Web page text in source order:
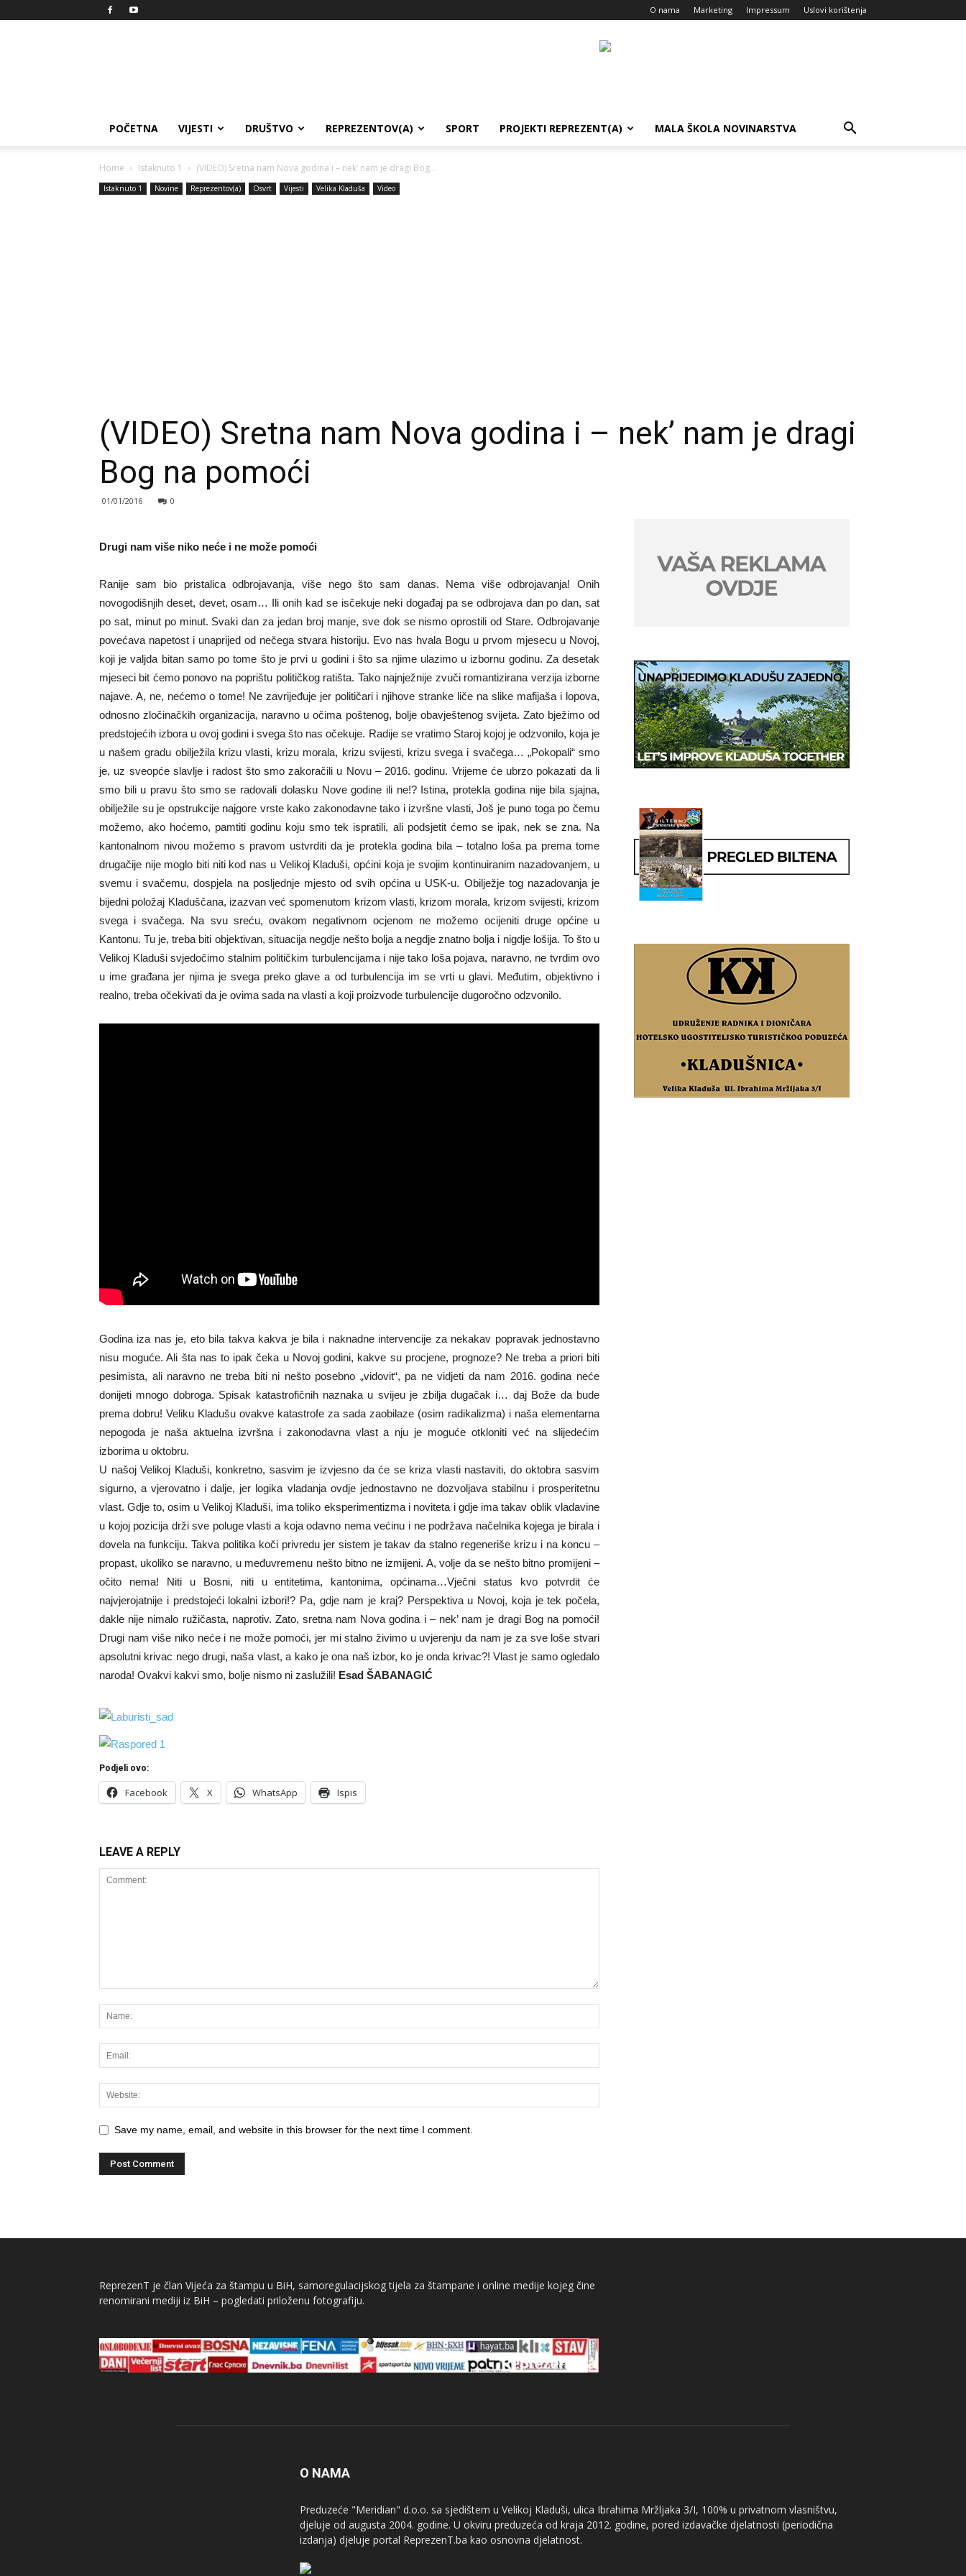
O nama Marketing Impressum Uslovi korištenja
POČETNA VIJESTI DRUŠTVO REPREZENTOV(A) SPORT PROJEKTI REPREZENT(A) MALA ŠKOLA NOVINARSTVA
Home Istaknuto 1 (VIDEO) Sretna nam Nova godina i – nek’ nam je dragi Bog...
Istaknuto 1 Novine Reprezentov(a) Osvrt Vijesti Velika Kladuša Video
(VIDEO) Sretna nam Nova godina i – nek’ nam je dragi
Bog na pomoći
01/01/2016 0
Drugi nam više niko neće i ne može pomoći
Ranije sam bio pristalica odbrojavanja, više nego što sam danas. Nema više odbrojavanja! Onih
novogodišnjih deset, devet, osam… Ili onih kad se isčekuje neki događaj pa se odbrojava dan po dan, sat
po sat, minut po minut. Svaki dan za jedan broj manje, sve dok se nismo oprostili od Stare. Odbrojavanje
povećava napetost i unaprijed od nečega stvara historiju. Evo nas hvala Bogu u prvom mjesecu u Novoj,
koji je valjda bitan samo po tome što je prvi u godini i što sa njime ulazimo u izbornu godinu. Za desetak
mjeseci bit ćemo ponovo na poprištu političkog ratišta. Tako najnježnije zvuči romantizirana verzija izborne
najave. A, ne, nećemo o tome! Ne zavrijeđuje jer političari i njihove stranke liče na slike mafijaša i lopova,
odnosno zločinačkih organizacija, naravno u očima poštenog, bolje obavještenog svijeta. Zato bježimo od
predstojećih izbora u ovoj godini i svega što nas očekuje. Radije se vratimo Staroj kojoj je odzvonilo, koja je
u našem gradu obilježila krizu vlasti, krizu morala, krizu svijesti, krizu svega i svačega… „Pokopali“ smo
je, uz sveopće slavlje i radost što smo zakoračili u Novu – 2016. godinu. Vrijeme će ubrzo pokazati da li
smo bili u pravu što smo se radovali dolasku Nove godine ili ne!? Istina, protekla godina nije bila sjajna,
obilježile su je opstrukcije najgore vrste kako zakonodavne tako i izvršne vlasti, Još je puno toga po čemu
možemo, ako hoćemo, pamtiti godinu koju smo tek ispratili, ali podsjetit ćemo se ipak, nek se zna. Na
kantonalnom nivou možemo s pravom ustvrditi da je protekla godina bila – totalno loša pa prema tome
drugačije nije moglo biti niti kod nas u Velikoj Kladuši, općini koja je svojim kontinuiranim nazadovanjem, u
svemu i svačemu, dospjela na posljednje mjesto od svih općina u USK-u. Obilježje tog nazadovanja je
bijedni položaj Kladuščana, izazvan već spomenutom krizom vlasti, krizom morala, krizom svijesti, krizom
svega i svačega. Na svu sreću, ovakom negativnom ocjenom ne možemo ocijeniti druge općine u
Kantonu. Tu je, treba biti objektivan, situacija negdje nešto bolja a negdje znatno bolja i nigdje lošija. To što u
Velikoj Kladuši svjedočimo stalnim političkim turbulencijama i nije tako loša pojava, naravno, ne tvrdim ovo
u ime građana jer njima je svega preko glave a od turbulencija im se vrti u glavi. Međutim, objektivno i
realno, treba očekivati da je ovima sada na vlasti a koji proizvode turbulencije dugoročno odzvonilo.
Godina iza nas je, eto bila takva kakva je bila i naknadne intervencije za nekakav popravak jednostavno
nisu moguće. Ali šta nas to ipak čeka u Novoj godini, kakve su procjene, prognoze? Ne treba a priori biti
pesimista, ali naravno ne treba biti ni nešto posebno „vidovit“, pa ne vidjeti da nam 2016. godina neće
donijeti mnogo dobroga. Spisak katastrofičnih naznaka u svijeu je zbilja dugačak i… daj Bože da bude
prema dobru! Veliku Kladušu ovakve katastrofe za sada zaobilaze (osim radikalizma) i naša elementarna
nepogoda je naša aktuelna izvršna i zakonodavna vlast a nju je moguće otkloniti već na slijedećim
izborima u oktobru.
U našoj Velikoj Kladuši, konkretno, sasvim je izvjesno da će se kriza vlasti nastaviti, do oktobra sasvim
sigurno, a vjerovatno i dalje, jer logika vladanja ovdje jednostavno ne dozvoljava stabilnu i prosperitetnu
vlast. Gdje to, osim u Velikoj Kladuši, ima toliko eksperimentizma i noviteta i gdje ima takav oblik vladavine
u kojoj pozicija drži sve poluge vlasti a koja odavno nema većinu i ne podržava načelnika kojega je birala i
dovela na funkciju. Takva politika koči privredu jer sistem je takav da stalno regeneriše krizu i na koncu –
propast, ukoliko se naravno, u međuvremenu nešto bitno ne izmijeni. A, volje da se nešto bitno promijeni –
očito nema! Niti u Bosni, niti u entitetima, kantonima, općinama…Vječni status kvo potvrdit će
najvjerojatnije i predstojeći lokalni izbori!? Pa, gdje nam je kraj? Perspektiva u Novoj, koja je tek počela,
dakle nije nimalo ružičasta, naprotiv. Zato, sretna nam Nova godina i – nek’ nam je dragi Bog na pomoći!
Drugi nam više niko neće i ne može pomoći, jer mi stalno živimo u uvjerenju da nam je za sve loše stvari
apsolutni krivac nego drugi, naša vlast, a kako je ona naš izbor, ko je onda krivac?! Vlast je samo ogledalo
naroda! Ovakvi kakvi smo, bolje nismo ni zaslužili! Esad ŠABANAGIĆ
Podjeli ovo:
Facebook X WhatsApp Ispis
LEAVE A REPLY
Save my name, email, and website in this browser for the next time I comment.
ReprezenT je član Vijeća za štampu u BiH, samoregulacijskog tijela za štampane i online medije kojeg čine
renomirani mediji iz BiH – pogledati priloženu fotografiju.
O NAMA
Preduzeće "Meridian" d.o.o. sa sjedištem u Velikoj Kladuši, ulica Ibrahima Mržljaka 3/I, 100% u privatnom vlasništvu,
djeluje od augusta 2004. godine. U okviru preduzeća od kraja 2012. godine, pored izdavačke djelatnosti (periodična
izdanja) djeluje portal ReprezenT.ba kao osnovna djelatnost.